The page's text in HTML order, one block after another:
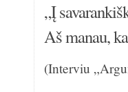
„Į
Aš manau,
(Interviu